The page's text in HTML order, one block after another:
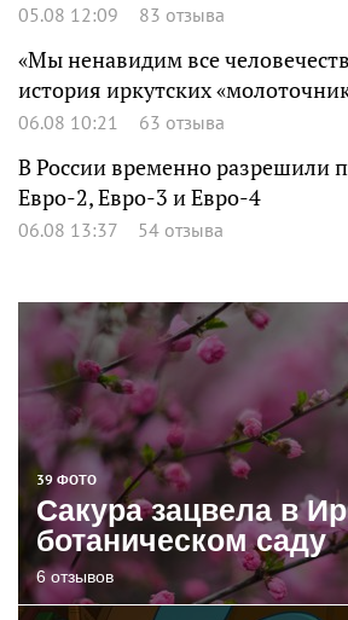
05.08 12:09 83 отзыва
«Мы ненавидим все
история иркутских
06.08 10:21 63 отзыва
В России временно разрешили
Евро-2, Евро-3 и Евро-4
06.08 13:37 54 отзыва
39 ФОТО
Сакура зацвела в
ботаническом саду
6 отзывов